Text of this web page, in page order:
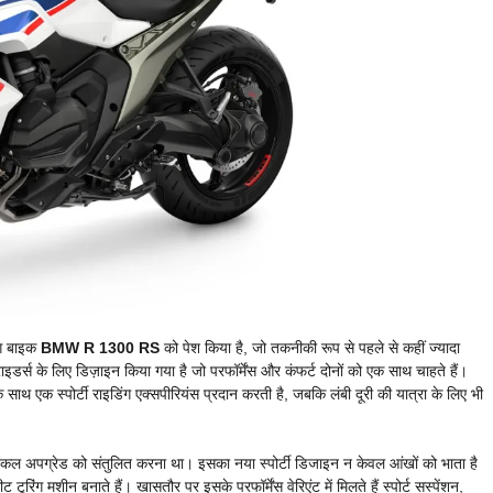
बाइक BMW R 1300 RS को पेश किया है, जो तकनीकी रूप से पहले से कहीं ज्यादा
के लिए डिज़ाइन किया गया है जो परफॉर्मेंस और कंफर्ट दोनों को एक साथ चाहते हैं।
स्पोर्टी राइडिंग एक्सपीरियंस प्रदान करती है, जबकि लंबी दूरी की यात्रा के लिए भी
अपग्रेड को संतुलित करना था। इसका नया स्पोर्टी डिजाइन न केवल आंखों को भाता है
मशीन बनाते हैं। खासतौर पर इसके परफॉर्मेंस वेरिएंट में मिलते हैं स्पोर्ट सस्पेंशन,